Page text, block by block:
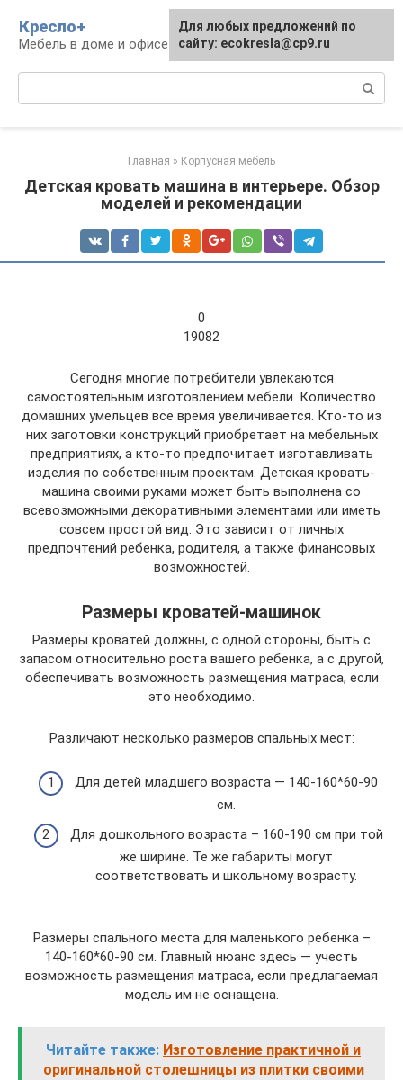
контенту
Кресло+
Мебель в доме и офисе
Главная » Корпусная мебель
Детская кровать машина в интерьере. Обзор
моделей и рекомендации
0
19082
Сегодня многие потребители увлекаются
самостоятельным изготовлением мебели. Количество
домашних умельцев все время увеличивается. Кто-то из
них заготовки конструкций приобретает на мебельных
предприятиях, а кто-то предпочитает изготавливать
изделия по собственным проектам. Детская кровать-
машина своими руками может быть выполнена со
всевозможными декоративными элементами или иметь
совсем простой вид. Это зависит от личных
предпочтений ребенка, родителя, а также финансовых
возможностей.
Размеры кроватей-машинок
Размеры кроватей должны, с одной стороны, быть с
запасом относительно роста вашего ребенка, а с другой,
обеспечивать возможность размещения матраса, если
это необходимо.
Различают несколько размеров спальных мест:
Для детей младшего возраста — 140-160*60-90
см.
Для дошкольного возраста – 160-190 см при той
же ширине. Те же габариты могут
соответствовать и школьному возрасту.
Размеры спального места для маленького ребенка –
140-160*60-90 см. Главный нюанс здесь — учесть
возможность размещения матраса, если предлагаемая
модель им не оснащена.
Читайте также: Изготовление практичной и
оригинальной столешницы из плитки своими
Для любых предложений по
сайту: ecokresla@cp9.ru